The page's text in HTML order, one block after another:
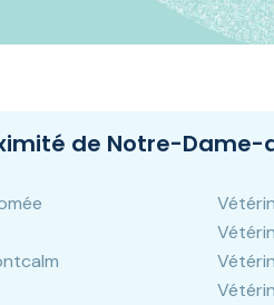
de Notre-Dame-